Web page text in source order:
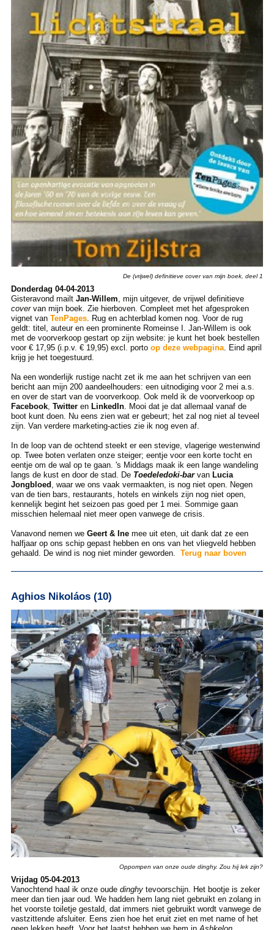
De (vrijwel) definitieve cover van mijn boek, deel 1
Donderdag 04-04-2013
Gisteravond mailt Jan-Willem, mijn uitgever, de vrijwel definitieve
covervan mijn boek. Zie hierboven. Compleet met het afgesproken
vignet van TenPages. Rug en achterblad komen nog. Voor de rug
geldt: titel, auteur en een prominente Romeinse I. Jan-Willem is ook
met de voorverkoop gestart op zijn website: je kunt het boek bestellen
voor € 17,95 (i.p.v. € 19,95) excl. porto op deze webpagina. Eind april
krijg je het toegestuurd.
Na een wonderlijk rustige nacht zet ik me aan het schrijven van een
bericht aan mijn 200 aandeelhouders: een uitnodiging voor 2 mei a.s.
en over de start van de voorverkoop. Ook meld ik de voorverkoop op
Facebook, Twitteren LinkedIn. Mooi dat je dat allemaal vanaf de
boot kunt doen. Nu eens zien wat er gebeurt; het zal nog niet al teveel
zijn. Van verdere marketing-acties zie ik nog even af.
In de loop van de ochtend steekt er een stevige, vlagerige westenwind
op. Twee boten verlaten onze steiger; eentje voor een korte tocht en
eentje om de wal op te gaan. 's Middags maak ik een lange wandeling
langs de kust en door de stad. De Toedeledoki-barvan Lucia
Jongbloed , waar we ons vaak vermaakten, is nog niet open. Negen
van de tien bars, restaurants, hotels en winkels zijn nog niet open,
kennelijk begint het seizoen pas goed per 1 mei. Sommige gaan
misschien helemaal niet meer open vanwege de crisis.
Vanavond nemen we Geert & Inemee uit eten, uit dank dat ze een
halfjaar op ons schip gepast hebben en ons van het vliegveld hebben
gehaald. De wind is nog niet minder geworden. Terug naar boven
Aghios Nikoláos (10)
Oppompen van onze oude dinghy. Zou hij lek zijn?
Vrijdag 05-04-2013
Vanochtend haal ik onze oude dinghytevoorschijn. Het bootje is zeker
meer dan tien jaar oud. We hadden hem lang niet gebruikt en zolang in
het voorste toiletje gestald, dat immers niet gebruikt wordt vanwege de
vastzittende afsluiter. Eens zien hoe het eruit ziet en met name of het